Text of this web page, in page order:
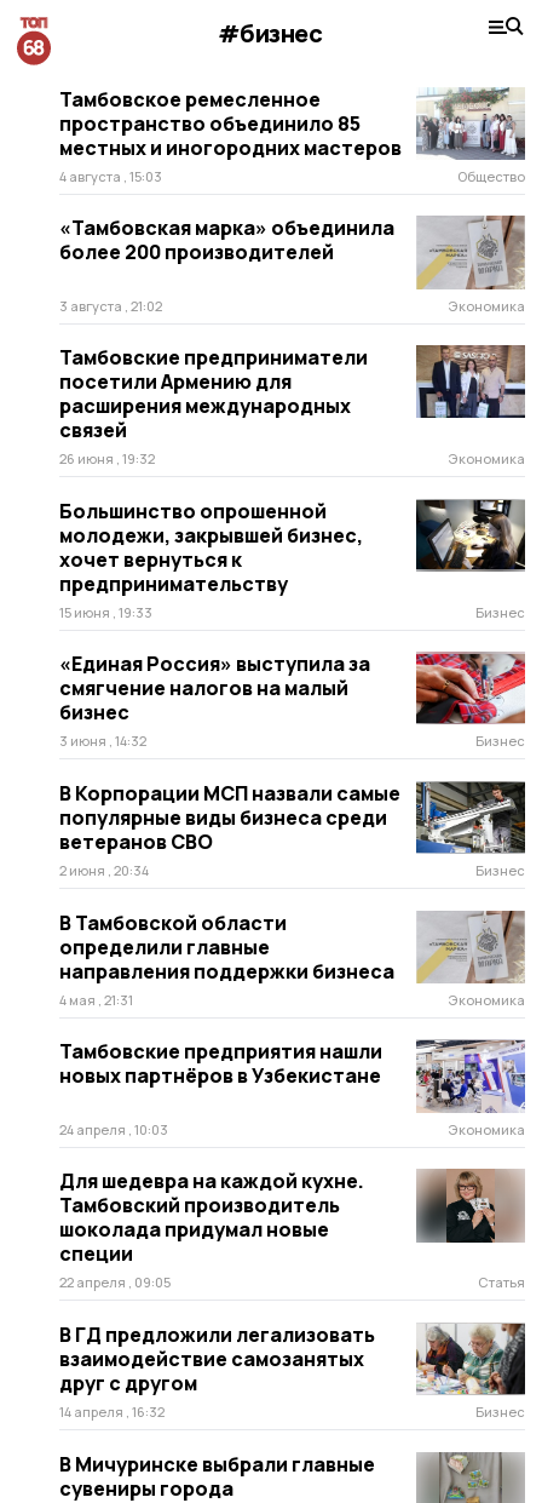
#бизнес
Тамбовское ремесленное
пространство объединило 85
местных и иногородних мастеров
4 августа , 15:03 Общество
«Тамбовская марка» объединила
более 200 производителей
3 августа , 21:02 Экономика
Тамбовские предприниматели
посетили Армению для
расширения международных
связей
26 июня , 19:32 Экономика
Большинство опрошенной
молодежи, закрывшей бизнес,
хочет вернуться к
предпринимательству
15 июня , 19:33 Бизнес
«Единая Россия» выступила за
смягчение налогов на малый
бизнес
3 июня , 14:32 Бизнес
В Корпорации МСП назвали самые
популярные виды бизнеса среди
ветеранов СВО
2 июня , 20:34 Бизнес
В Тамбовской области
определили главные
направления поддержки бизнеса
4 мая , 21:31 Экономика
Тамбовские предприятия нашли
новых партнёров в Узбекистане
24 апреля , 10:03 Экономика
Для шедевра на каждой кухне.
Тамбовский производитель
шоколада придумал новые
специи
22 апреля , 09:05 Статья
В ГД предложили легализовать
взаимодействие самозанятых
друг с другом
14 апреля , 16:32 Бизнес
В Мичуринске выбрали главные
сувениры города